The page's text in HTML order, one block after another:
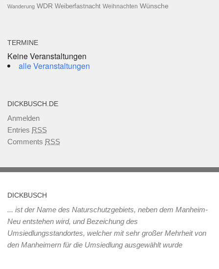
Wanderung WDR Weiberfastnacht Weihnachten Wünsche
TERMINE
Keine Veranstaltungen
alle Veranstaltungen
DICKBUSCH.DE
Anmelden
Entries RSS
Comments RSS
DICKBUSCH
... ist der Name des Naturschutzgebiets, neben dem Manheim-
Neu entstehen wird, und Bezeichung des
Umsiedlungsstandortes, welcher mit sehr großer Mehrheit von
den Manheimern für die Umsiedlung ausgewählt wurde